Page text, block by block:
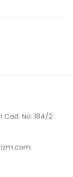
Cad. No: 184/2